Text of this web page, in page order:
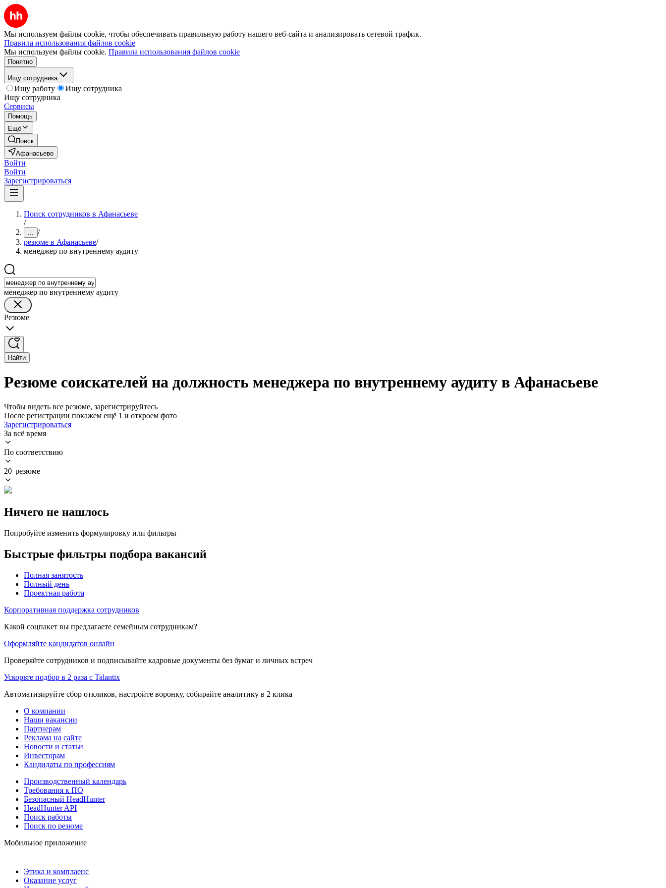
Мы используем файлы cookie, чтобы обеспечивать правильную работу нашего веб-сайта и анализировать сетевой трафик.
Правила использования файлов cookie
Мы используем файлы cookie. Правила использования файлов cookie
Понятно
Ищу сотрудника
Ищу работу
Ищу сотрудника
Ищу сотрудника
Сервисы
Помощь
Ещё
Поиск
Афанасьево
Войти
Войти
Зарегистрироваться
Поиск сотрудников в Афанасьеве
/
... /
резюме в Афанасьеве/
менеджер по внутреннему аудиту
менеджер по внутреннему аудиту
Резюме
Найти
Резюме соискателей на должность менеджера по внутреннему аудиту в Афанасьеве
Чтобы видеть все резюме, зарегистрируйтесь
После регистрации покажем ещё 1 и откроем фото
Зарегистрироваться
За всё время
По соответствию
20 резюме
Ничего не нашлось
Попробуйте изменить формулировку или фильтры
Быстрые фильтры подбора вакансий
Полная занятость
Полный день
Проектная работа
Корпоративная поддержка сотрудников
Какой соцпакет вы предлагаете семейным сотрудникам?
Оформляйте кандидатов онлайн
Проверяйте сотрудников и подписывайте кадровые документы без бумаг и личных встреч
Ускорьте подбор в 2 раза с Talantix
Автоматизируйте сбор откликов, настройте воронку, собирайте аналитику в 2 клика
О компании
Наши вакансии
Партнерам
Реклама на сайте
Новости и статьи
Инвесторам
Кандидаты по профессиям
Производственный календарь
Требования к ПО
Безопасный HeadHunter
HeadHunter API
Поиск работы
Поиск по резюме
Мобильное приложение
Этика и комплаенс
Оказание услуг